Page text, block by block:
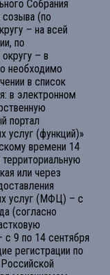
Собрания
(по
– на всей
по
– в
необходимо
в список
в электронном
портал
услуг (функций)»
времени 14
или через
услуг (МФЦ) – с
(согласно
9 по 14 сентября
регистрации по